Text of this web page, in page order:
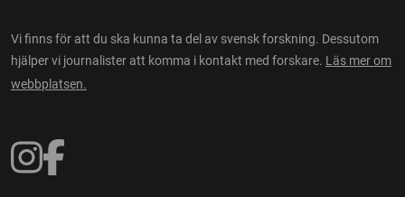
Vi finns för att du ska kunna ta del av svensk forskning. Dessutom
hjälper vi journalister att komma i kontakt med forskare. Läs mer om
webbplatsen.